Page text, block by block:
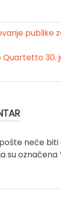
publike
30.
neće biti
su označena